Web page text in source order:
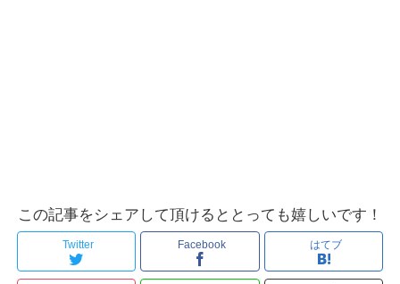
この記事をシェアして頂けるととっても嬉しいです！
Twitter Facebook はてブ